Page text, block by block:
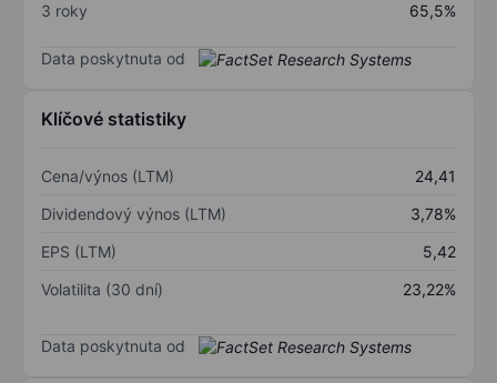
3 roky
65,5%
Data poskytnuta od
Klíčové statistiky
Cena/výnos (LTM)
24,41
Dividendový výnos (LTM)
3,78%
EPS (LTM)
5,42
Volatilita (30 dní)
23,22%
Data poskytnuta od